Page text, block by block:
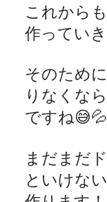
これから
作っていき
そのため
りなくな
ですね😅💦
まだまだ
といけな